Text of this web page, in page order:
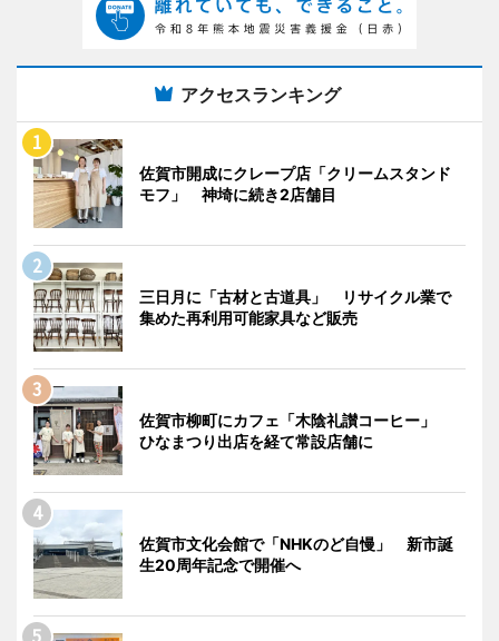
アクセスランキング
佐賀市開成にクレープ店「クリームスタンド
モフ」 神埼に続き2店舗目
三日月に「古材と古道具」 リサイクル業で
集めた再利用可能家具など販売
佐賀市柳町にカフェ「木陰礼讃コーヒー」
ひなまつり出店を経て常設店舗に
佐賀市文化会館で「NHKのど自慢」 新市誕
生20周年記念で開催へ